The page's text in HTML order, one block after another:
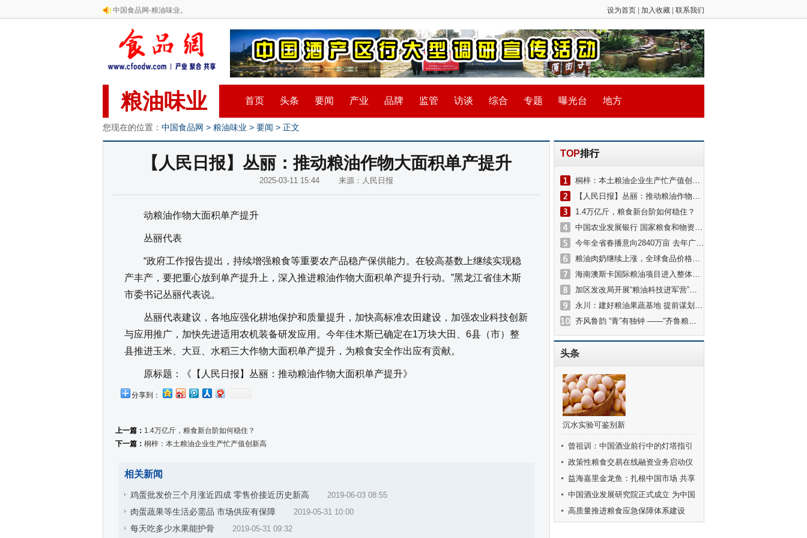
中国食品网-粮油味业。 设为首页 加入收藏 联系我们
粮油味业 首页 头条 要闻 产业 品牌 监管 访谈 综合 专题 曝光台 地方
您现在的位置： 中国食品网 > 粮油味业 > 要闻 > 正文
【人民日报】丛丽：推动粮油作物大面积单产提升
2025-03-11 15:44 来源：人民日报
动粮油作物大面积单产提升
丛丽代表
“政府工作报告提出，持续增强粮食等重要农产品稳产保供能力。在较高基数上继续实现稳
产丰产，要把重心放到单产提升上，深入推进粮油作物大面积单产提升行动。”黑龙江省佳木斯
市委书记丛丽代表说。
丛丽代表建议，各地应强化耕地保护和质量提升，加快高标准农田建设，加强农业科技创新
与应用推广，加快先进适用农机装备研发应用。今年佳木斯已确定在1万块大田、6县（市）整
县推进玉米、大豆、水稻三大作物大面积单产提升，为粮食安全作出应有贡献。
原标题：《【人民日报】丛丽：推动粮油作物大面积单产提升》
分享到：
上一篇： 1.4万亿斤，粮食新台阶如何稳住？
下一篇： 桐梓：本土粮油企业生产忙产值创新高
相关新闻
鸡蛋批发价三个月涨近四成 零售价接近历史新高 2019-06-03 08:55
肉蛋蔬果等生活必需品 市场供应有保障 2019-05-31 10:00
每天吃多少水果能护骨 2019-05-31 09:32
TOP排行
桐梓：本土粮油企业生产忙产值创新高
【人民日报】丛丽：推动粮油作物大面积单产提升
1.4万亿斤，粮食新台阶如何稳住？
中国农业发展银行 国家粮食和物资储备局 政策性粮食交易在线融资业务启动仪式在京举行
今年全省春播意向2840万亩 去年广东实现粮食播种面积、单产、总产量“三增”
粮油肉奶继续上涨，全球食品价格创十年新高
海南澳斯卡国际粮油项目进入整体调试阶段 年加工100万吨粮油
加区发改局开展“粮油科技进军营”曁庆“八一”走访慰问活动
永川：建好粮油果蔬基地 提前谋划临港经济
齐风鲁韵 “青”有独钟 ——“齐鲁粮油”中国行走进西宁
头条
沉水实验可鉴别新
鲜度 赶快拿出鸡
蛋试试
曾祖训：中国酒业前行中的灯塔指引
着酒业健康发展的方向
政策性粮食交易在线融资业务启动仪
式在京举行
益海嘉里金龙鱼：扎根中国市场 共享
可持续美好未来
中国酒业发展研究院正式成立 为中国
酒业高质量发展注入澎湃新动力
高质量推进粮食应急保障体系建设